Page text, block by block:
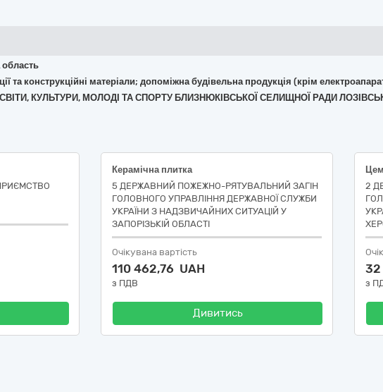
область
та конструкційні матеріали; допоміжна будівельна продукція (крім
ОСВІТИ, КУЛЬТУРИ, МОЛОДІ ТА СПОРТУ БЛИЗНЮКІВСЬКОЇ СЕЛИЩНОЇ РАДИ
Керамічна плитка
5 ДЕРЖАВНИЙ ПОЖЕЖНО-РЯТУВАЛЬНИЙ ЗАГІН
ГОЛОВНОГО УПРАВЛІННЯ ДЕРЖАВНОЇ СЛУЖБИ
УКРАЇНИ З НАДЗВИЧАЙНИХ СИТУАЦІЙ У
ЗАПОРІЗЬКІЙ ОБЛАСТІ
Очікувана вартість
110 462,76 UAH
з ПДВ
Дивитись
2
32
з